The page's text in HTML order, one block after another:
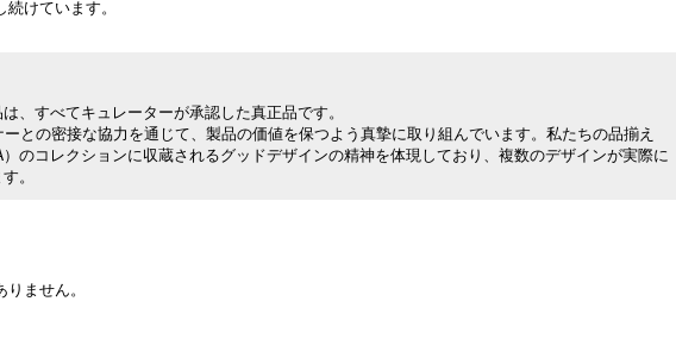
けています。
、すべてキュレーターが承認した真正品です。
との密接な協力を通じて、製品の価値を保つよう真摯に取り組んでいます。私たちの品揃え
のコレクションに収蔵されるグッドデザインの精神を体現しており、複数のデザインが実際に
。
ません。